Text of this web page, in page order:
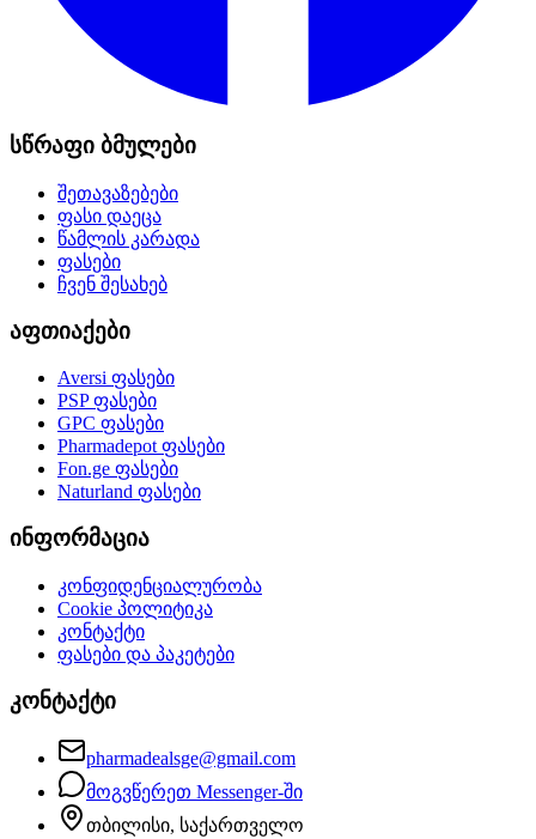
სწრაფი ბმულები
შეთავაზებები
ფასი დაეცა
წამლის კარადა
ფასები
ჩვენ შესახებ
აფთიაქები
Aversi ფასები
PSPფასები
GPC ფასები
Pharmadepotფასები
Fon.ge ფასები
Naturland ფასები
ინფორმაცია
კონფიდენციალურობა
Cookie პოლიტიკა
კონტაქტი
ფასები და პაკეტები
კონტაქტი
pharmadealsge@gmail.com
მოგვწერეთ Messenger-ში
თბილისი, საქართველო